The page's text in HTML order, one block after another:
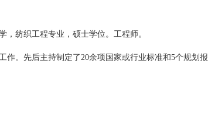
，纺织工程专业，硕士学位。工程师。
作。先后主持制定了20余项国家或行业标准和5个规划报